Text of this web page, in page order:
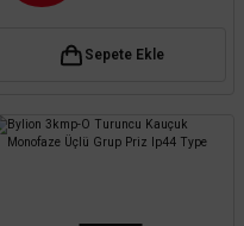
Sepete Ekle